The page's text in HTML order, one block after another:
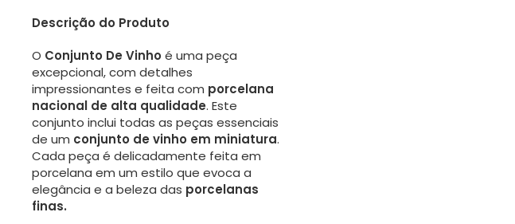
Descrição do Produto
O Conjunto De Vinhoé uma peça
excepcional, com detalhes
impressionantes e feita com porcelana
nacional de alta qualidade. Este
conjunto inclui todas as peças essenciais
de um conjunto de vinho em miniatura.
Cada peça é delicadamente feita em
porcelana em um estilo que evoca a
elegância e a beleza das porcelanas
finas.